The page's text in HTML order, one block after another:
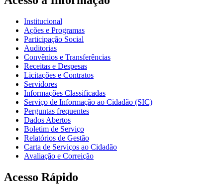
Institucional
Ações e Programas
Participação Social
Auditorias
Convênios e Transferências
Receitas e Despesas
Licitações e Contratos
Servidores
Informações Classificadas
Serviço de Informação ao Cidadão (SIC)
Perguntas frequentes
Dados Abertos
Boletim de Serviço
Relatórios de Gestão
Carta de Serviços ao Cidadão
Avaliação e Correição
Acesso Rápido